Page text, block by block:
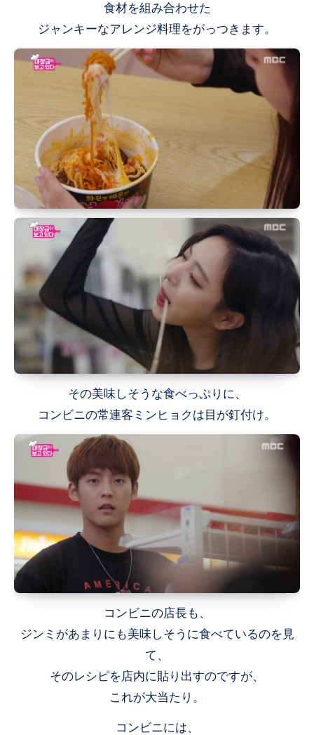
食材を組み合わせた
ジャンキーなアレンジ料理をがっつきます。
その美味しそうな食べっぷりに、
コンビニの常連客ミンヒョクは目が釘付け。
コンビニの店長も、
ジンミがあまりにも美味しそうに食べているのを見
て、
そのレシピを店内に貼り出すのですが、
これが大当たり。
コンビニには、